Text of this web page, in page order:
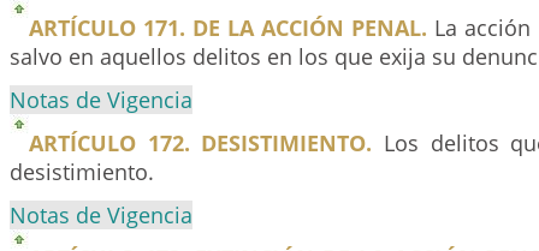
ARTÍCULO 171. DE LA ACCIÓN PENAL. La
salvo en aquellos delitos en los que exija su
Notas de Vigencia
ARTÍCULO 172. DESISTIMIENTO. Los delitos
desistimiento.
Notas de Vigencia